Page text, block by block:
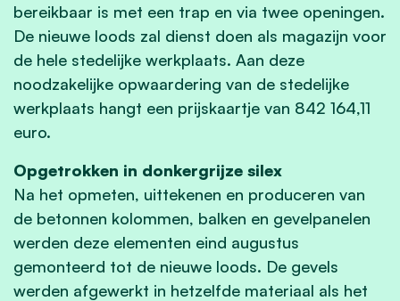
bereikbaar is met een trap en via twee openingen.
De nieuwe loods zal dienst doen als magazijn voor
de hele stedelijke werkplaats. Aan deze
noodzakelijke opwaardering van de stedelijke
werkplaats hangt een prijskaartje van 842 164,11
euro.
Opgetrokken in donkergrijze silex
Na het opmeten, uittekenen en produceren van
de betonnen kolommen, balken en gevelpanelen
werden deze elementen eind augustus
gemonteerd tot de nieuwe loods. De gevels
werden afgewerkt in hetzelfde materiaal als het